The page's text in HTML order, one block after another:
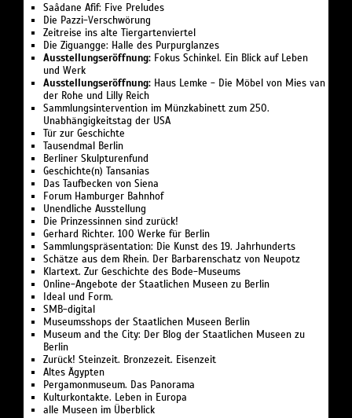
Saâdane Afif: Five Preludes
Die Pazzi-Verschwörung
Zeitreise ins alte Tiergartenviertel
Die Ziguangge: Halle des Purpurglanzes
Ausstellungseröffnung: Fokus Schinkel. Ein Blick auf Leben
und Werk
Ausstellungseröffnung: Haus Lemke - Die Möbel von Mies van
der Rohe und Lilly Reich
Sammlungsintervention im Münzkabinett zum 250.
Unabhängigkeitstag der USA
Tür zur Geschichte
Tausendmal Berlin
Berliner Skulpturenfund
Geschichte(n) Tansanias
Das Taufbecken von Siena
Forum Hamburger Bahnhof
Unendliche Ausstellung
Die Prinzessinnen sind zurück!
Gerhard Richter. 100 Werke für Berlin
Sammlungspräsentation: Die Kunst des 19. Jahrhunderts
Schätze aus dem Rhein. Der Barbarenschatz von Neupotz
Klartext. Zur Geschichte des Bode-Museums
Online-Angebote der Staatlichen Museen zu Berlin
Ideal und Form.
SMB-digital
Museumsshops der Staatlichen Museen Berlin
Museum and the City: Der Blog der Staatlichen Museen zu
Berlin
Zurück! Steinzeit. Bronzezeit. Eisenzeit
Altes Ägypten
Pergamonmuseum. Das Panorama
Kulturkontakte. Leben in Europa
alle Museen im Überblick